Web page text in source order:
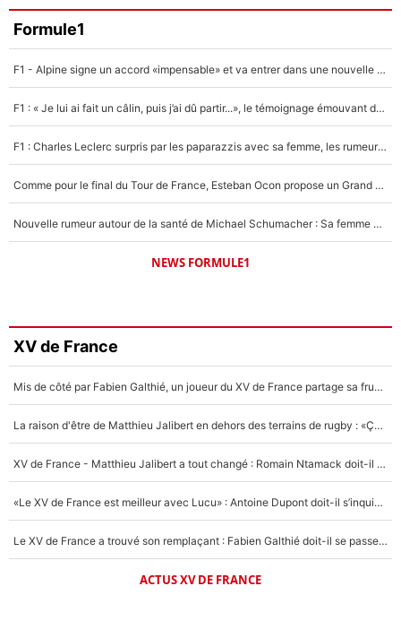
Formule1
F1 - Alpine signe un accord «impensable» et va entrer dans une nouvelle dimension : Grande nouvelle pour Pierre Gasly !
F1 : « Je lui ai fait un câlin, puis j’ai dû partir...», le témoignage émouvant de Max Verstappen sur sa fille
F1 : Charles Leclerc surpris par les paparazzis avec sa femme, les rumeurs étaient vraies !
Comme pour le final du Tour de France, Esteban Ocon propose un Grand Prix de Formule 1 à Paris : «Autour de l’Arc de Triomphe, ce serait génial» !
Nouvelle rumeur autour de la santé de Michael Schumacher : Sa femme Corinna sort du silence
NEWS FORMULE1
XV de France
Mis de côté par Fabien Galthié, un joueur du XV de France partage sa frustration : «ils ne me l’ont pas dit tout de suite»
La raison d'être de Matthieu Jalibert en dehors des terrains de rugby : «Ça m'atteint autant que si tu touches à un membre de ma famille»
XV de France - Matthieu Jalibert a tout changé : Romain Ntamack doit-il s’inquiéter pour sa place à un an de la Coupe du monde ?
«Le XV de France est meilleur avec Lucu» : Antoine Dupont doit-il s’inquiéter pour sa place ?
Le XV de France a trouvé son remplaçant : Fabien Galthié doit-il se passer d'Antoine Dupont ?
ACTUS XV DE FRANCE